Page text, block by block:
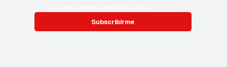
Subscribirme